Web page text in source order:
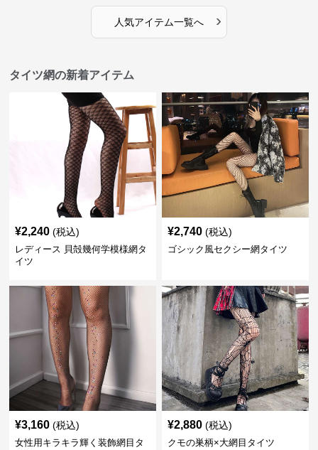
人気アイテム一覧へ ›
タイツ網の新着アイテム
¥2,240 (税込)
レディース 貝殻幾何学模様網タ
イツ
¥2,740 (税込)
ゴシック風セクシー網タイツ
¥3,160 (税込)
女性用キラキラ輝く装飾網目タ
¥2,880 (税込)
クモの巣柄×大網目タイツ